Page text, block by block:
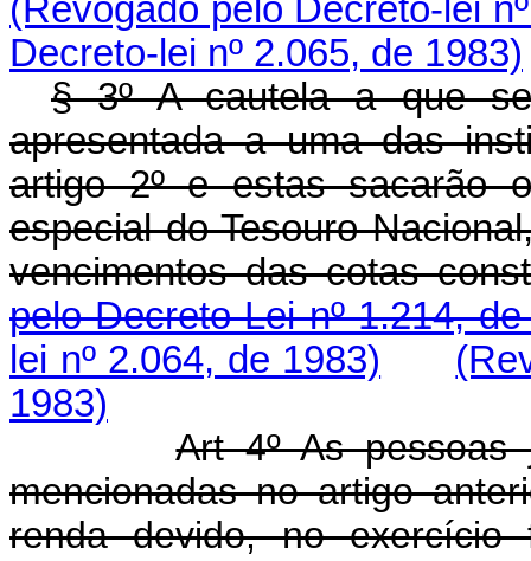
(Revogado pelo Decreto-lei
Decreto-lei nº 2.065, de 1983)
§ 3º A cautela a que
apresentada a uma das
artigo 2º e estas sacarão
especial do Tesouro
vencimentos das cotas
pelo Decreto-Lei nº 1.214,
lei nº 2.064, de 1983)
1983)
Art 4º As pessoas
mencionadas no artigo
renda devido, no exercício